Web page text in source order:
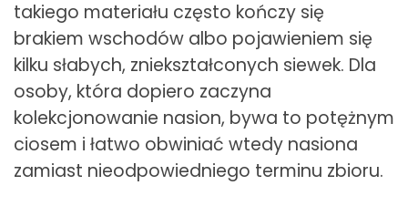
takiego materiału często kończy się
brakiem wschodów albo pojawieniem się
kilku słabych, zniekształconych siewek. Dla
osoby, która dopiero zaczyna
kolekcjonowanie nasion, bywa to potężnym
ciosem i łatwo obwiniać wtedy nasiona
zamiast nieodpowiedniego terminu zbioru.